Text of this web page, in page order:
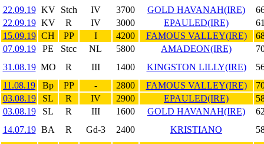
22.09.19 KV Stch IV 3700 GOLD HAVANAH(IRE)
22.09.19 KV R IV 3000 EPAULED(IRE)
15.09.19 CH PP I 4200 FAMOUS VALLEY(IRE)
07.09.19
PE Stcc NL 5800 AMADEON(IRE)
31.08.19 MO R III 1400 KINGSTON LILLY(IRE)
11.08.19
Bp PP - 2800 FAMOUS VALLEY(IRE)
03.08.19
SL R IV 2900 EPAULED(IRE)
03.08.19
SL R III 1600 GOLD HAVANAH(IRE)
14.07.19 BA R Gd-3 2400 KRISTIANO